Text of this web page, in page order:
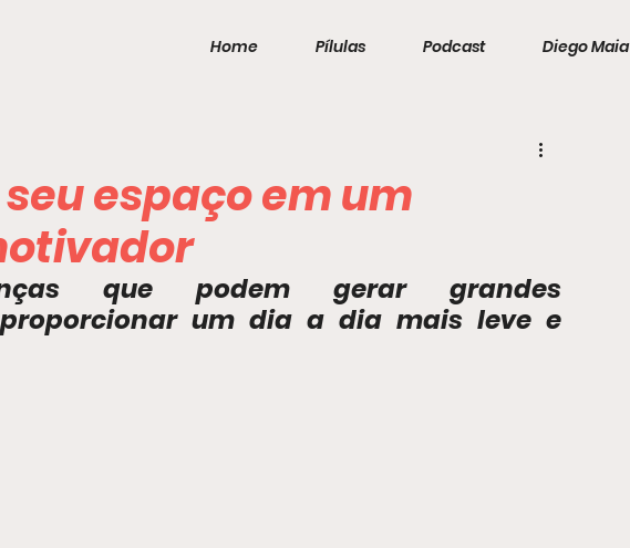
Home Pílulas Podcast Diego Maia
espaço em um
que podem gerar grandes
um dia a dia mais leve e